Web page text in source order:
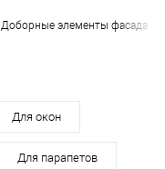
Доборные элементы фасада
Для окон
Для парапетов